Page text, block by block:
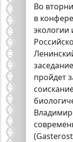
Во
в
пройдет